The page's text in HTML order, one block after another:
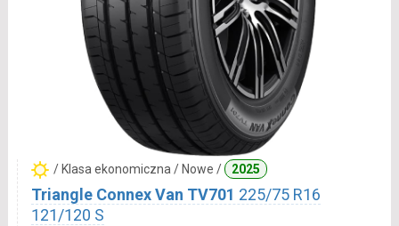
/ Klasa ekonomiczna / Nowe / 2025
Triangle Connex Van TV701 225/75 R16
121/120 S